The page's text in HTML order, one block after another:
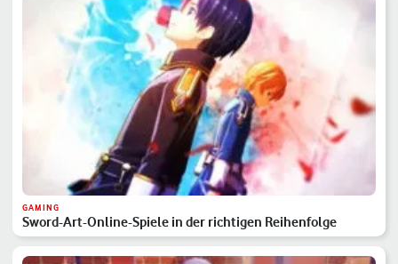
GAMING
Sword-Art-Online-Spiele in der richtigen Reihenfolge